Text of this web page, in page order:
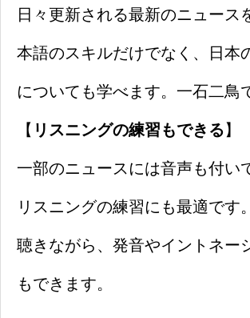
日々更新される最新のニュース
本語のスキルだけでなく、日本
についても学べます。一石二鳥
【 リスニングの練習もできる】
一部のニュースには音声も付い
リスニングの練習にも最適です
聴きながら、発音やイントネー
もできます。